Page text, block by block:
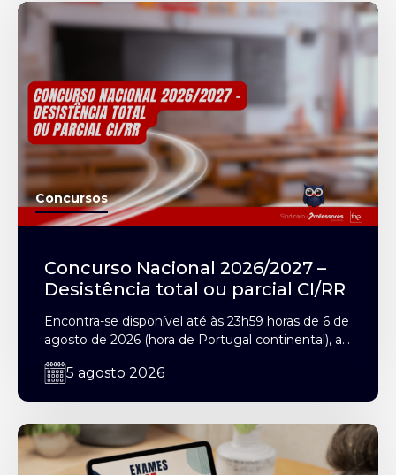
Concursos
Concurso Nacional 2026/2027 –
Desistência total ou parcial CI/RR
Encontra-se disponível até às 23h59 horas de 6 de
agosto de 2026 (hora de Portugal continental), a...
5 agosto 2026